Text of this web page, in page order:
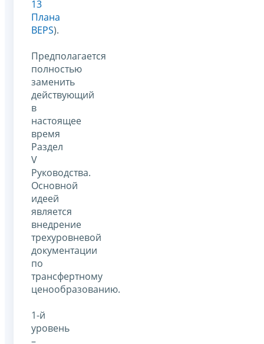
13
Плана
BEPS).
Предполагается
полностью
заменить
действующий
в
настоящее
время
Раздел
V
Руководства.
Основной
идеей
является
внедрение
трехуровневой
документации
по
трансфертному
ценообразованию.
1-й
уровень
–